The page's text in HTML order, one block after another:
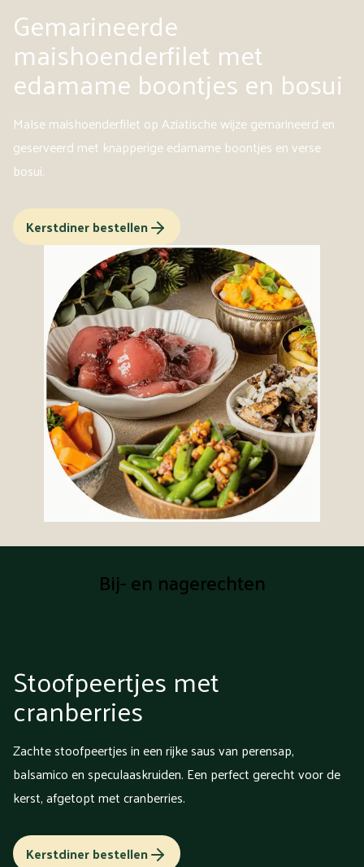
Gemarineerde
maishoenderfilet met
edamame boontjes en bosui
Malse maishoenderfilet op Aziatische wijze gemarineerd en
geserveerd met knapperige edamame boontjes en verse
bosui.
Kerstdiner bestellen
Bij- en nagerechten
Stoofpeertjes met
cranberries
Zachte stoofpeertjes in een rijke saus van perensap,
balsamico en speculaaskruiden. Een perfect gerecht voor de
kerst, afgetopt met cranberries.
Kerstdiner bestellen